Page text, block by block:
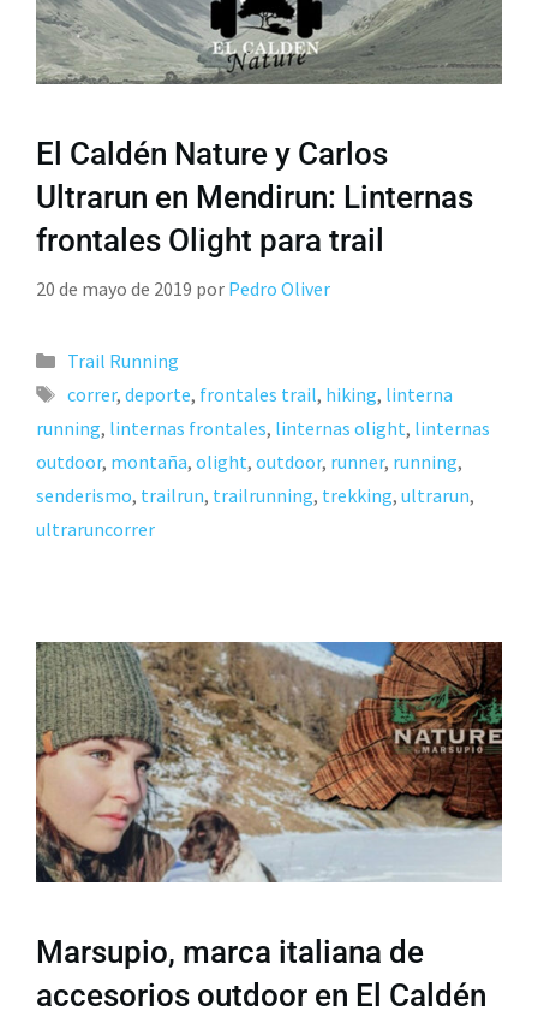
El Caldén Nature y Carlos
Ultrarun en Mendirun: Linternas
frontales Olight para trail
20 de mayo de 2019 por Pedro Oliver
Trail Running
correr, deporte, frontales trail, hiking, linterna
running, linternas frontales, linternas olight, linternas
outdoor, montaña, olight, outdoor, runner, running,
senderismo, trailrun, trailrunning, trekking, ultrarun,
ultraruncorrer
Marsupio, marca italiana de
accesorios outdoor en El Caldén